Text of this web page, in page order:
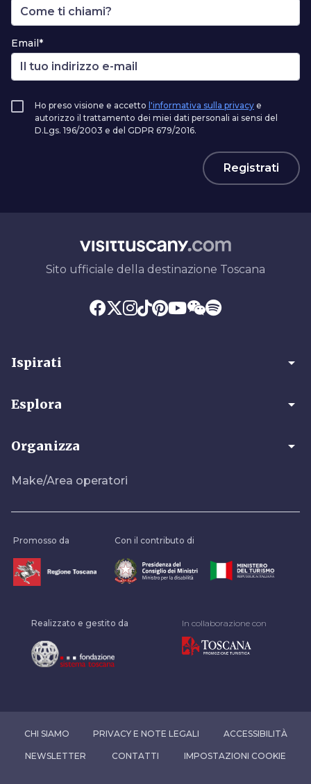
Email*
Ho preso visione e accetto l'informativa sulla privacy e
autorizzo il trattamento dei miei dati personali ai sensi del
D.Lgs. 196/2003 e del GDPR 679/2016.
Registrati
Sito ufficiale della destinazione Toscana
Ispirati arrow_drop_down
Esplora arrow_drop_down
Organizza arrow_drop_down
Make/Area operatori
Promosso da Con il contributo di
Realizzato e gestito da In collaborazione con
CHI SIAMO PRIVACY E NOTE LEGALI ACCESSIBILITÀ
NEWSLETTER CONTATTI IMPOSTAZIONI COOKIE